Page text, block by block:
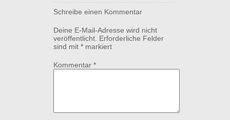
Schreibe einen Kommentar
Deine E-Mail-Adresse wird nicht
veröffentlicht. Erforderliche Felder
sind mit * markiert
Kommentar *